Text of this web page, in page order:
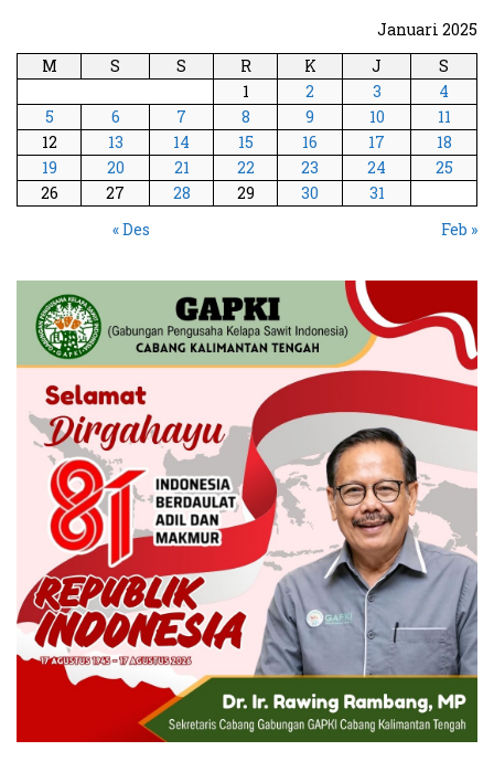
Januari 2025
M
S S R K J
S
1
2 3
4
5
6 7 8 9 10
11
12
13 14 15 16 17
18
19
20 21 22 23 24
25
26
27 28 29 30
31
« Des
Feb »